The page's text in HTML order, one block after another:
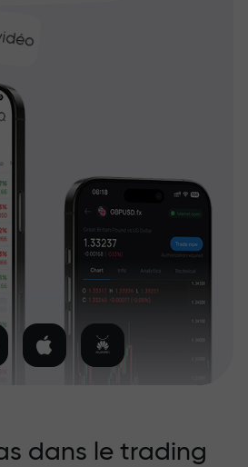
dans le trading